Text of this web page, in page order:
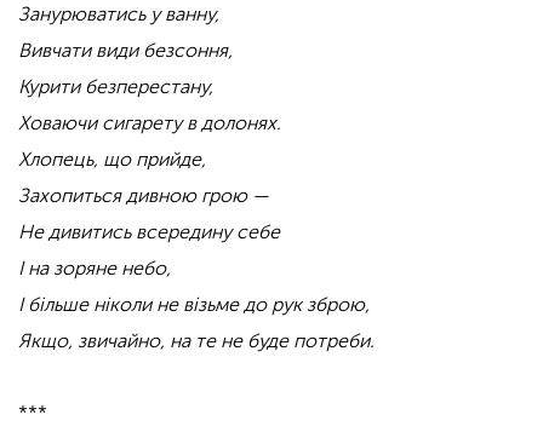
Занурюватись у ванну,
Вивчати види безсоння,
Курити безперестану,
Ховаючи сигарету в долонях.
Хлопець, що прийде,
Захопиться дивною грою —
Не дивитись всередину себе
І на зоряне небо,
І більше ніколи не візьме до рук зброю,
Якщо, звичайно, на те не буде потреби.
***